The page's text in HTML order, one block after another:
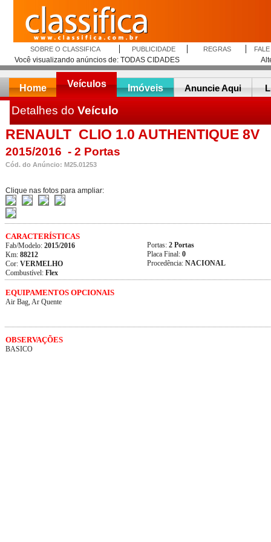
SOBRE O CLASSIFICA PUBLICIDADE REGRAS
Você visualizando anúncios de: TODAS CIDADES
Home Veículos Imóveis Anuncie Aqui
Detalhes do Veículo
RENAULT CLIO 1.0 AUTHENTIQUE 8V
2015/2016 - 2 Portas
Cód. do Anúncio: M25.01253
Clique nas fotos para ampliar:
CARACTERÍSTICAS
Fab/Modelo: 2015/2016
Km: 88212
Cor: VERMELHO
Combustível: Flex
Portas: 2 Portas
Placa Final: 0
Procedência: NACIONAL
EQUIPAMENTOS OPCIONAIS
Air Bag, Ar Quente
OBSERVAÇÕES
BASICO